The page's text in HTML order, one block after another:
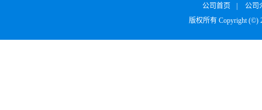
公司首页
公司
版权所有 Copyright (©)